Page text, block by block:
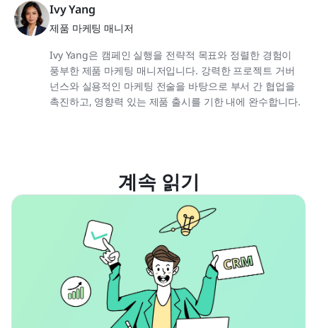
Ivy Yang
제품 마케팅 매니저
Ivy Yang은 캠페인 실행을 전략적 목표와 정렬한 경험이
풍부한 제품 마케팅 매니저입니다. 강력한 프로젝트 거버
넌스와 실용적인 마케팅 전술을 바탕으로 부서 간 협업을
촉진하고, 영향력 있는 제품 출시를 기한 내에 완수합니다.
계속 읽기